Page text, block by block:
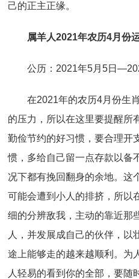
己的正主正缘。
属羊人2021年农历4月份
公历：2021年5月5日
在2021年的农历4月份生肖
的压力，所以在这里要提醒所
勤俭节约的好习惯，要合理开
惯，多给自己留一点存款以备
况下都有挽回翻身的余地。这
可能会遭到小人的排挤，所以
细的分辨敌我，主动的靠近那
人，并发展成自己的伙伴，以
途上能够走的越来越顺利。为
人轻易的看到你的全部，要随